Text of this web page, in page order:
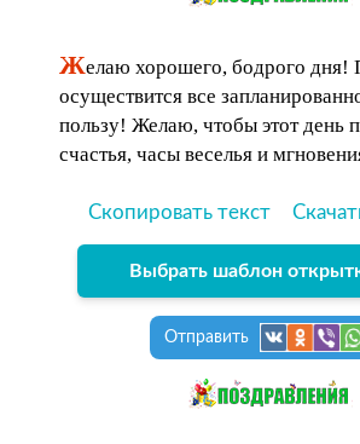
Желаю хорошего, бодрого дня!
осуществится все
пользу! Желаю, чтобы этот день
счастья, часы веселья и
Скопировать текст
Выбрать шаблон
Отправить